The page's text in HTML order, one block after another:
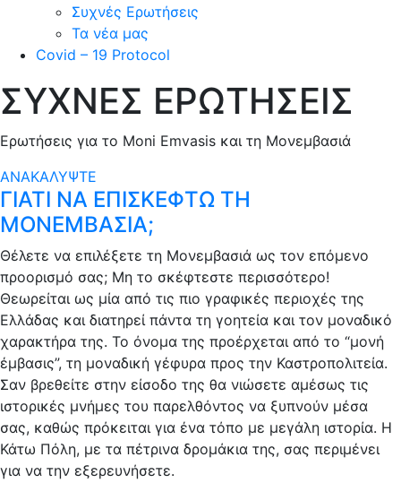
Συχνές Ερωτήσεις
Τα νέα μας
Covid – 19 Protocol
ΣΥΧΝΕΣ ΕΡΩΤΗΣΕΙΣ
Ερωτήσεις για το Moni Emvasis και τη Μονεμβασιά
ΑΝΑΚΑΛΥΨΤΕ
ΓΙΑΤΙ ΝΑ ΕΠΙΣΚΕΦΤΩ ΤΗ
ΜΟΝΕΜΒΑΣΙΑ;
Θέλετε να επιλέξετε τη Μονεμβασιά ως τον επόμενο
προορισμό σας; Μη το σκέφτεστε περισσότερο!
Θεωρείται ως μία από τις πιο γραφικές περιοχές της
Ελλάδας και διατηρεί πάντα τη γοητεία και τον μοναδικό
χαρακτήρα της. Το όνομα της προέρχεται από το “μονή
έμβασις”, τη μοναδική γέφυρα προς την Καστροπολιτεία.
Σαν βρεθείτε στην είσοδο της θα νιώσετε αμέσως τις
ιστορικές μνήμες του παρελθόντος να ξυπνούν μέσα
σας, καθώς πρόκειται για ένα τόπο με μεγάλη ιστορία. Η
Κάτω Πόλη, με τα πέτρινα δρομάκια της, σας περιμένει
για να την εξερευνήσετε.